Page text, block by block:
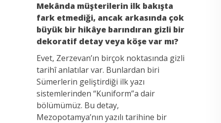
Mekânda müşterilerin ilk bakışta
fark etmediği, ancak arkasında çok
büyük bir hikâye barındıran gizli bir
dekoratif detay veya köşe var mı?
Evet, Zerzevan’ın birçok noktasında gizli
tarihî anlatılar var. Bunlardan biri
Sümerlerin geliştirdiği ilk yazı
sistemlerinden “Kuniform”a dair
bölümümüz. Bu detay,
Mezopotamya’nın yazılı tarihine bir